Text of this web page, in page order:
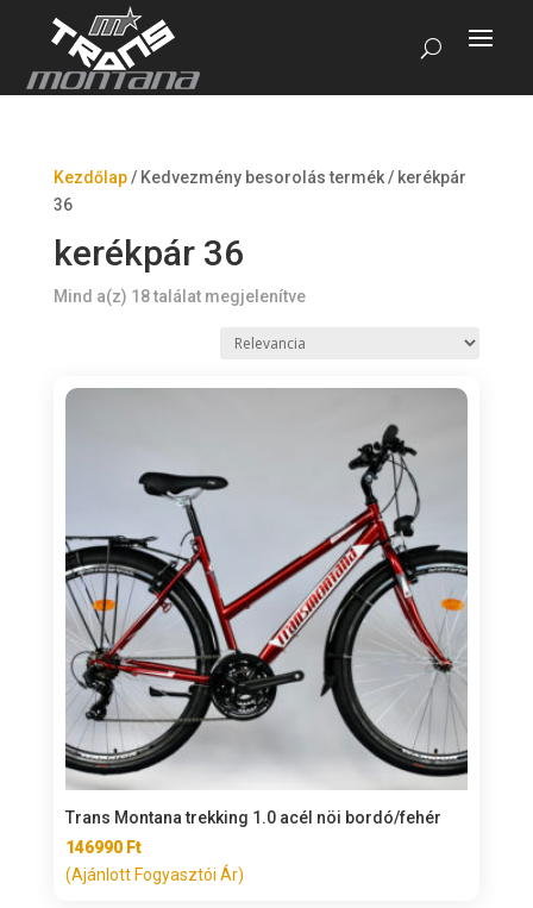
Kezdőlap/ Kedvezmény besorolás termék/ kerékpár
36
kerékpár 36
Mind a(z) 18 találat megjelenítve
Trans Montana trekking 1.0 acél nöi bordó/fehér
146990 Ft
(Ajánlott Fogyasztói Ár)